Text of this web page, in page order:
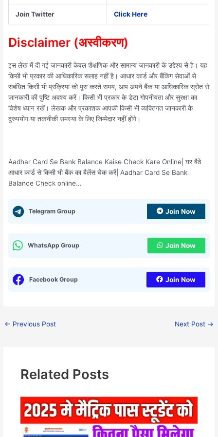
Join Twitter Click Here
Disclaimer (अस्वीकरण)
इस लेख में दी गई जानकारी केवल शैक्षणिक और सामान्य जानकारी के उद्देश्य से है। यह
किसी भी प्रकार की आधिकारिक सलाह नहीं है। आधार कार्ड और बैंकिंग सेवाओं से
संबंधित किसी भी प्रक्रिया को पूरा करते समय, आप अपने बैंक या आधिकारिक स्रोत से
जानकारी की पुष्टि अवश्य करें। किसी भी प्रकार के डेटा गोपनीयता और सुरक्षा का
विशेष ध्यान रखें। लेखक और प्रकाशक आपकी किसी भी व्यक्तिगत जानकारी के
दुरुपयोग या तकनीकी समस्या के लिए जिम्मेदार नहीं होंगे।
Aadhar Card Se Bank Balance Kaise Check Kare Online| घर बैठे
आधार कार्ड से किसी भी बैंक का बैलेंस चेक करें| Aadhar Card Se Bank
Balance Check online…
Telegram Group Join Now
WhatsApp Group Join Now
Facebook Group Join Now
← Previous Post Next Post →
Related Posts